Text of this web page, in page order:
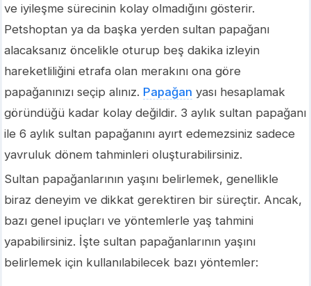
ve iyileşme sürecinin kolay olmadığını gösterir.
Petshoptan ya da başka yerden sultan papağanı
alacaksanız öncelikle oturup beş dakika izleyin
hareketliliğini etrafa olan merakını ona göre
papağanınızı seçip alınız. Papağan yası hesaplamak
göründüğü kadar kolay değildir. 3 aylık sultan papağanı
ile 6 aylık sultan papağanını ayırt edemezsiniz sadece
yavruluk dönem tahminleri oluşturabilirsiniz.
Sultan papağanlarının yaşını belirlemek, genellikle
biraz deneyim ve dikkat gerektiren bir süreçtir. Ancak,
bazı genel ipuçları ve yöntemlerle yaş tahmini
yapabilirsiniz. İşte sultan papağanlarının yaşını
belirlemek için kullanılabilecek bazı yöntemler: